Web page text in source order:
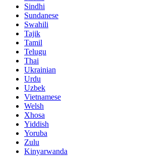
Sindhi
Sundanese
Swahili
Tajik
Tamil
Telugu
Thai
Ukrainian
Urdu
Uzbek
Vietnamese
Welsh
Xhosa
Yiddish
Yoruba
Zulu
Kinyarwanda